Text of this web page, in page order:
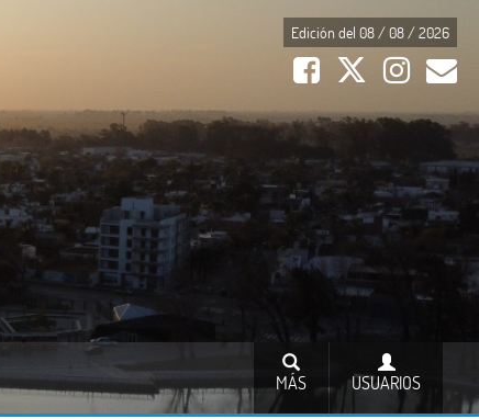
Edición del 08 / 08 / 2026
USUARIOS
MÁS